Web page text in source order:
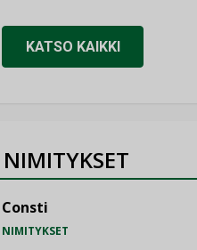
KATSO KAIKKI
NIMITYKSET
Consti
NIMITYKSET